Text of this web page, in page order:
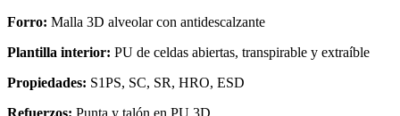
Forro: Malla 3D alveolar con antidescalzante
Plantilla interior: PU de celdas abiertas, transpirable y extraíble
Propiedades: S1PS, SC, SR, HRO, ESD